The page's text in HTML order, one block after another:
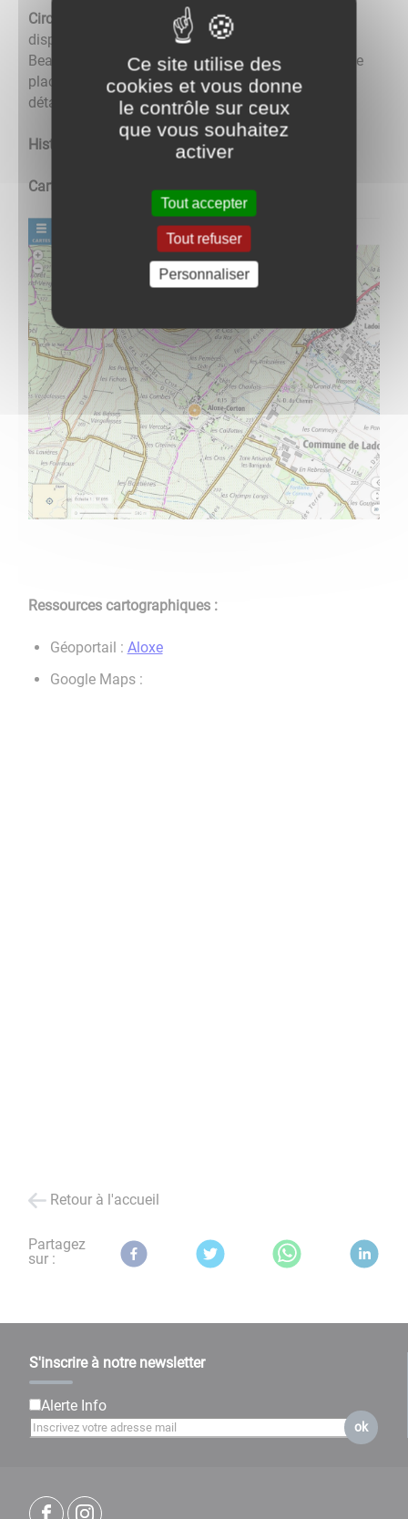
Circuler en bus 8 liaisons quotidiennes
disponibles avec comme terminus les gares de
Beaune et Dijon (ligne LR113). L'arrêt de bus se situe
place des Brunettes, à l'entrée du Village. Tous les
détails à votre disposition surle site de Mobigo
Histoire du Village : sur lapage wikipedia
Carte Administrative :
Ressources cartographiques :
Géoportail : Aloxe
Google Maps :
Retour à l'accueil
Partagez
sur :
S'inscrire à notre newsletter
Alerte Info
ok
Ce site utilise des
cookies et vous donne
le contrôle sur ceux
que vous souhaitez
activer
Tout accepter
Tout refuser
Personnaliser